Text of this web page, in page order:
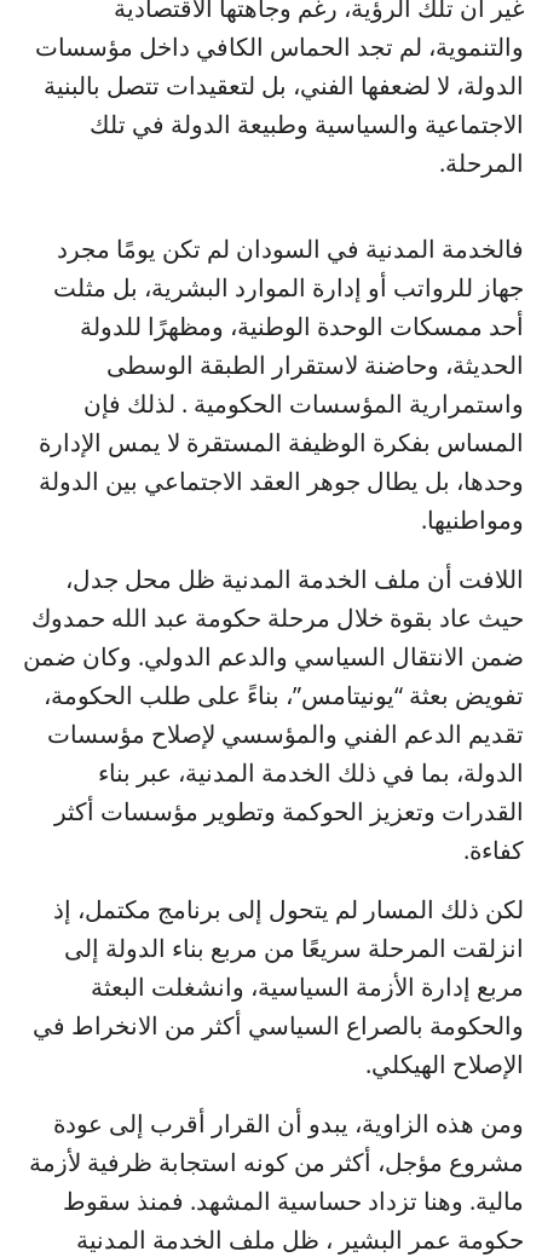
غير أن تلك الرؤية، رغم وجاهتها الاقتصادية
والتنموية، لم تجد الحماس الكافي داخل مؤسسات
الدولة، لا لضعفها الفني، بل لتعقيدات تتصل بالبنية
الاجتماعية والسياسية وطبيعة الدولة في تلك
المرحلة.
فالخدمة المدنية في السودان لم تكن يومًا مجرد
جهاز للرواتب أو إدارة الموارد البشرية، بل مثلت
أحد ممسكات الوحدة الوطنية، ومظهرًا للدولة
الحديثة، وحاضنة لاستقرار الطبقة الوسطى
واستمرارية المؤسسات الحكومية . لذلك فإن
المساس بفكرة الوظيفة المستقرة لا يمس الإدارة
وحدها، بل يطال جوهر العقد الاجتماعي بين الدولة
ومواطنيها.
اللافت أن ملف الخدمة المدنية ظل محل جدل،
حيث عاد بقوة خلال مرحلة حكومة عبد الله حمدوك
ضمن الانتقال السياسي والدعم الدولي. وكان ضمن
تفويض بعثة “يونيتامس”، بناءً على طلب الحكومة،
تقديم الدعم الفني والمؤسسي لإصلاح مؤسسات
الدولة، بما في ذلك الخدمة المدنية، عبر بناء
القدرات وتعزيز الحوكمة وتطوير مؤسسات أكثر
كفاءة.
لكن ذلك المسار لم يتحول إلى برنامج مكتمل، إذ
انزلقت المرحلة سريعًا من مربع بناء الدولة إلى
مربع إدارة الأزمة السياسية، وانشغلت البعثة
والحكومة بالصراع السياسي أكثر من الانخراط في
الإصلاح الهيكلي.
ومن هذه الزاوية، يبدو أن القرار أقرب إلى عودة
مشروع مؤجل، أكثر من كونه استجابة ظرفية لأزمة
مالية. وهنا تزداد حساسية المشهد. فمنذ سقوط
حكومة عمر البشير ، ظل ملف الخدمة المدنية